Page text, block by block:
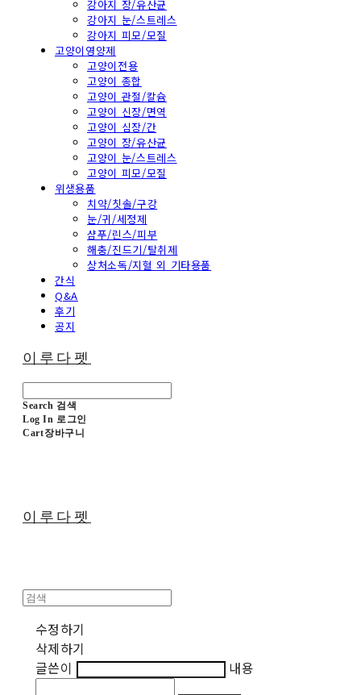
강아지 장/유산균
강아지 눈/스트레스
강아지 피모/모질
고양이영양제
고양이전용
고양이 종합
고양이 관절/칼슘
고양이 신장/면역
고양이 심장/간
고양이 장/유산균
고양이 눈/스트레스
고양이 피모/모질
위생용품
치약/칫솔/구강
눈/귀/세정제
샴푸/린스/피부
해충/진드기/탈취제
상처소독/지혈 외 기타용품
간식
Q&A
후기
공지
이루다펫
Search 검색
Log In 로그인
Cart장바구니
이루다펫
수정하기
삭제하기
글쓴이
내용